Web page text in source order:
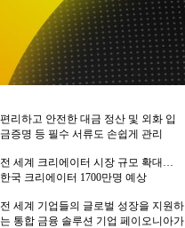
편리하고 안전한 대금 정산 및 외화 입
금증명 등 필수 서류도 손쉽게 관리
전 세계 크리에이터 시장 규모 확대…
한국 크리에이터 1700만명 예상
전 세계 기업들의 글로벌 성장을 지원하
는 통합 금융 솔루션 기업 페이오니아가